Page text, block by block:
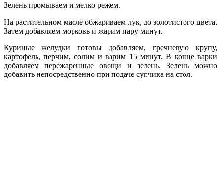
Зелень промываем и мелко режем.
На растительном масле обжариваем лук, до золотистого цвета.
Затем добавляем морковь и жарим пару минут.
Куриные желудки готовы добавляем, гречневую крупу,
картофель, перчим, солим и варим 15 минут. В конце варки
добавляем пережаренные овощи и зелень. Зелень можно
добавить непосредственно при подаче супчика на стол.